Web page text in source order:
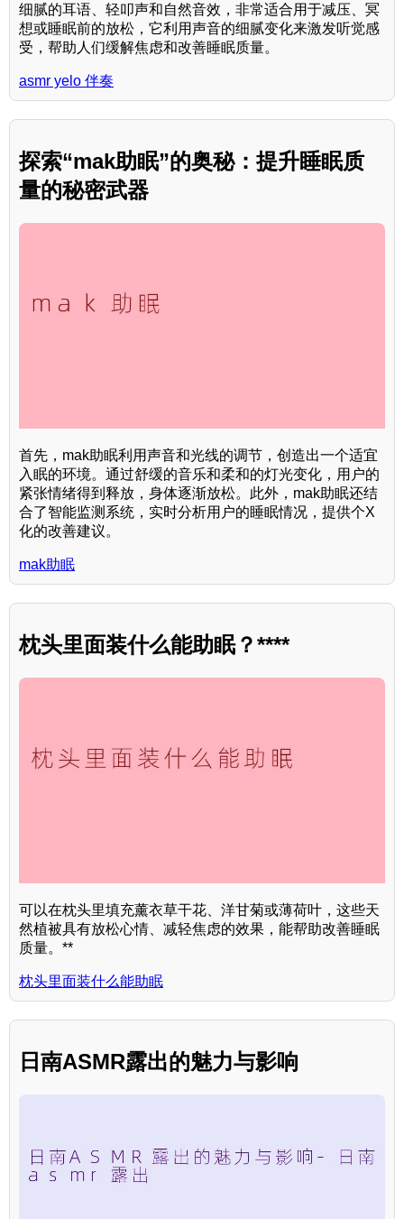
细腻的耳语、轻叩声和自然音效，非常适合用于减压、冥
想或睡眠前的放松，它利用声音的细腻变化来激发听觉感
受，帮助人们缓解焦虑和改善睡眠质量。
asmr yelo 伴奏
探索“mak助眠”的奥秘：提升睡眠质
量的秘密武器
首先，mak助眠利用声音和光线的调节，创造出一个适宜
入眠的环境。通过舒缓的音乐和柔和的灯光变化，用户的
紧张情绪得到释放，身体逐渐放松。此外，mak助眠还结
合了智能监测系统，实时分析用户的睡眠情况，提供个X
化的改善建议。
mak助眠
枕头里面装什么能助眠？****
可以在枕头里填充薰衣草干花、洋甘菊或薄荷叶，这些天
然植被具有放松心情、减轻焦虑的效果，能帮助改善睡眠
质量。**
枕头里面装什么能助眠
日南ASMR露出的魅力与影响